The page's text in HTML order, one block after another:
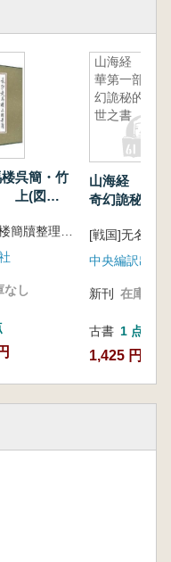
整っています。
ャンして影印した
する董其昌書法の
ことになり、董其
と正確性を兼ね備
呉簡・竹
上(図
長沙走馬楼簡牘整理組編著
なし
山海経 中
華第一部奇
幻詭秘的創
世之書
山海経 中華
奇幻詭秘的
中央編訳出版
新刊 在庫なし
古書 1 点
1,425 円